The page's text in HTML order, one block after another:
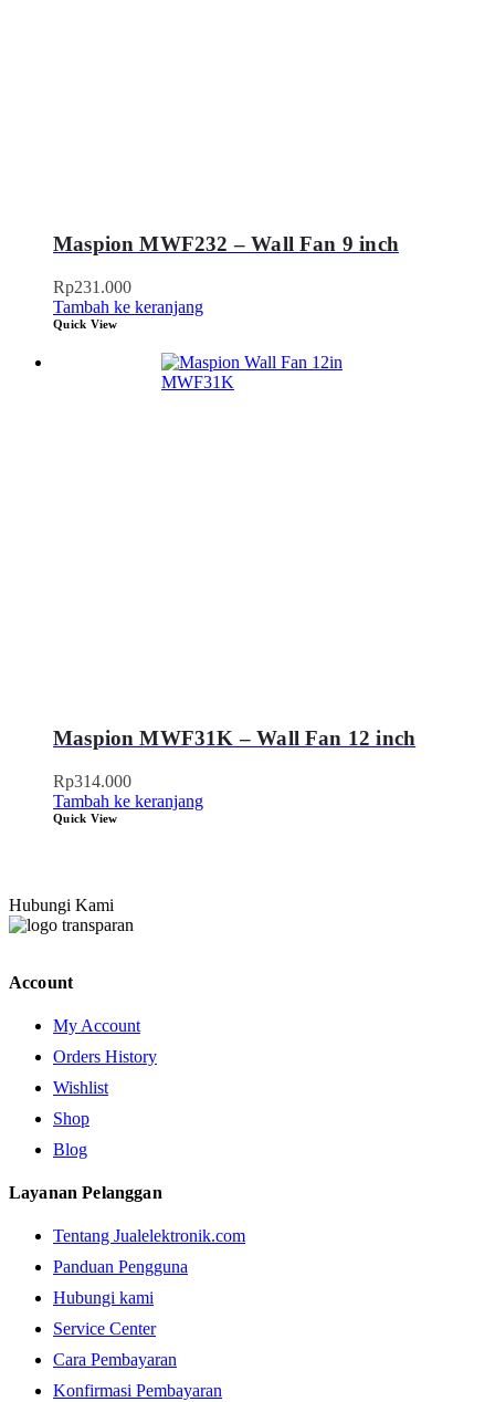
Maspion MWF232 – Wall Fan 9 inch
Rp231.000
Tambah ke keranjang
Quick View
Maspion MWF31K – Wall Fan 12 inch
Rp314.000
Tambah ke keranjang
Quick View
Hubungi Kami
Account
My Account
Orders History
Wishlist
Shop
Blog
Layanan Pelanggan
Tentang Jualelektronik.com
Panduan Pengguna
Hubungi kami
Service Center
Cara Pembayaran
Konfirmasi Pembayaran